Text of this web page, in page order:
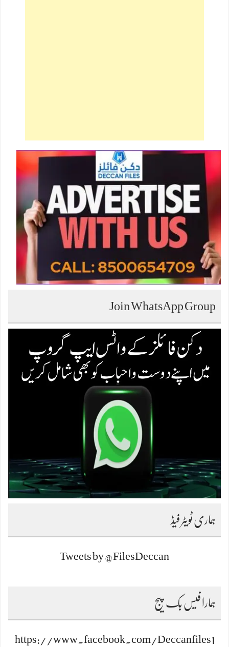
Join WhatsApp Group
ہماری ٹویٹر فیڈ
Tweets by @FilesDeccan
ہمارا فیس بک پیج
https://www.facebook.com/Deccanfiles1